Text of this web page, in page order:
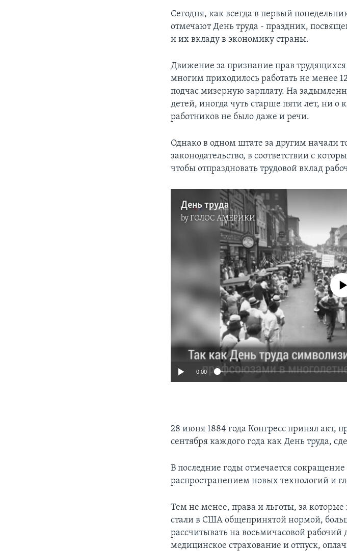
Сегодня, как всегда в первый
отмечают День труда - праздник,
и их вкладу в экономику страны.
Движение за признание прав
многим приходилось работать не менее
подчас мизерную зарплату. На
детей, иногда чуть старше пяти лет, ни о
работников не было даже и речи.
Однако в одном штате за другим начали
законодательство, в соответствии с
чтобы отпраздновать трудовой вклад
День труда
byГОЛОС АМЕРИКИ
No media source
0:00
28 июня 1884 года Конгресс принял акт,
сентября каждого года как День труда,
В последние годы отмечается
распространением новых технологий и
Тем не менее, права и льготы, за которые
стали в США общепринятой нормой,
рассчитывать на восьмичасовой
медицинское страхование и отпуск,